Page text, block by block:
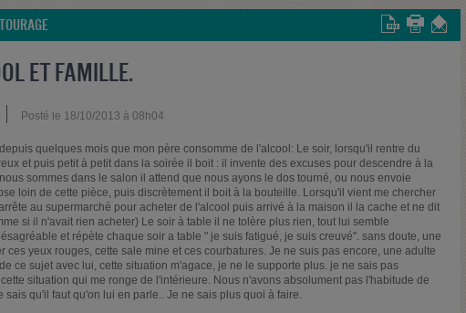
ET FAMILLE.
Posté le 18/10/2013 à 08h04
quelques mois que mon père consomme de l'alcool: Le soir, lorsqu'il rentre du
et puis petit à petit dans la soirée il boit : il invente des excuses pour descendre à la
sommes dans le salon il attend que nous ayons le dos tourné, ou nous envoie
loin de cette pièce, puis discrètement il boit à la bouteille. Lorsqu'il vient me chercher
au supermarché pour acheter de l'alcool puis arrivé à la maison il la cache et ne dit
si il n'avait rien acheter) Le soir à table il ne tolère plus rien, tout lui semble
et répète chaque soir a table " je suis fatigué, je suis creuvé". sans doute, une
ces yeux rouges, cette sale mine et ces courbatures. Je ne suis pas encore, une adulte
ce sujet avec lui, cette situation m'agace, je ne le supporte plus. je ne sais pas
situation qui me ronge de l'intérieure. Nous n'avons absolument pas l'habitude de
sais qu'il faut qu'on lui en parle.. Je ne sais plus quoi à faire.